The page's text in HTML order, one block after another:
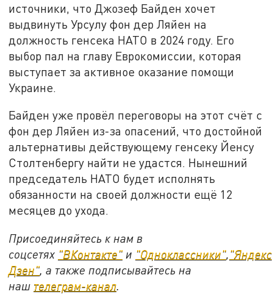
источники, что Джозеф Байден хочет
выдвинуть Урсулу фон дер Ляйен на
должность генсека НАТО в 2024 году. Его
выбор пал на главу Еврокомиссии, которая
выступает за активное оказание помощи
Украине.
Байден уже провёл переговоры на этот счёт с
фон дер Ляйен из-за опасений, что достойной
альтернативы действующему генсеку Йенсу
Столтенбергу найти не удастся. Нынешний
председатель НАТО будет исполнять
обязанности на своей должности ещё 12
месяцев до ухода.
Присоединяйтесь к нам в
соцсетях "ВКонтакте" и "Одноклассники", "Яндекс
Дзен", а также подписывайтесь на
наш телеграм-канал.